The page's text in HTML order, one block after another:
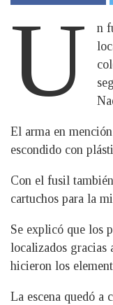
U
n
El arma en
escondido con
Con el fusil
cartuchos para la
Se explicó que los
localizados gracias
hicieron los
La escena quedó a